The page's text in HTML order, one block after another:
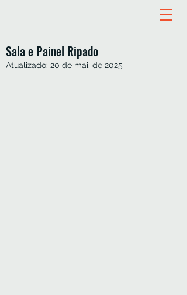
Sala e Painel Ripado
Atualizado: 20 de mai. de 2025